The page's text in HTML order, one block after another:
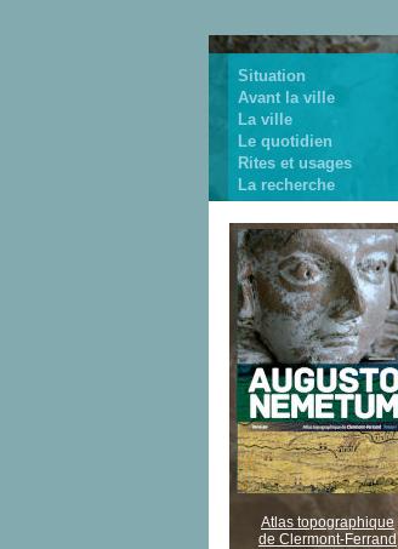
Situation
Avant la ville
La ville
Le quotidien
Rites et usages
La recherche
Atlas topographique
de Clermont-Ferrand